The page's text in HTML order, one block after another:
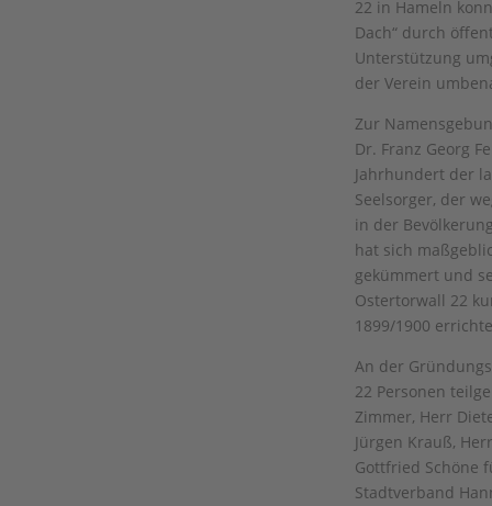
22 in Hameln
Dach“ durch
Unterstützung
der Verein
Zur
Dr. Franz Georg
Jahrhundert der
Seelsorger, der
in der
hat sich
gekümmert und
Ostertorwall 22
1899/1900
An der
22 Personen
Zimmer, Herr
Jürgen Krauß,
Gottfried Schöne
Stadtverband